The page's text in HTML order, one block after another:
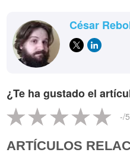
César
¿Te ha gustado el
-/
ARTÍCULOS